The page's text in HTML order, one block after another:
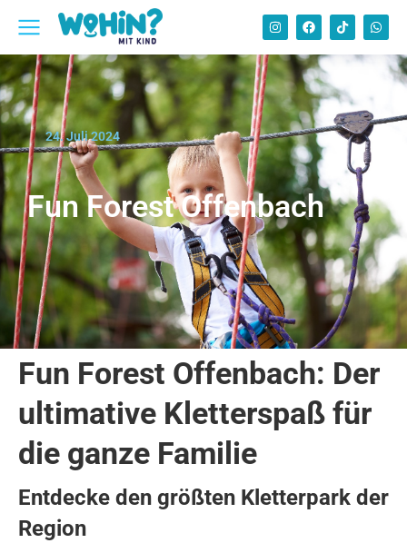
24. Juli 2024
Fun Forest Offenbach
Fun Forest Offenbach: Der
ultimative Kletterspaß für
die ganze Familie
Entdecke den größten Kletterpark der
Region